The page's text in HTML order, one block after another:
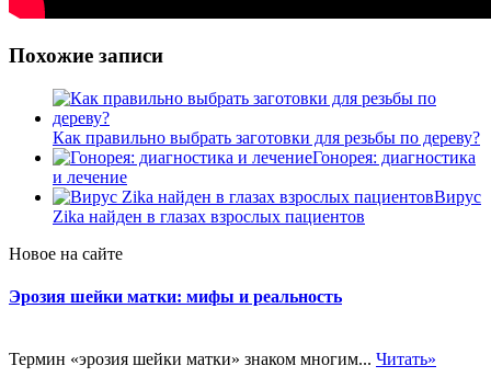
Похожие записи
Как правильно выбрать заготовки для резьбы по дереву?
Гонорея: диагностика
и лечение
Вирус
Zika найден в глазах взрослых пациентов
Новое на сайте
Эрозия шейки матки: мифы и реальность
Термин «эрозия шейки матки» знаком многим... Читать»